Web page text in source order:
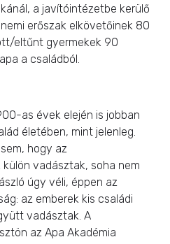
a javítóintézetbe kerülő
erőszak elkövetőinek 80
eltűnt gyermekek 90
a családból.
as évek elején is jobban
életében, mint jelenleg.
hogy az
vadásztak, soha nem
úgy véli, éppen az
az emberek kis családi
vadásztak. A
az Apa Akadémia